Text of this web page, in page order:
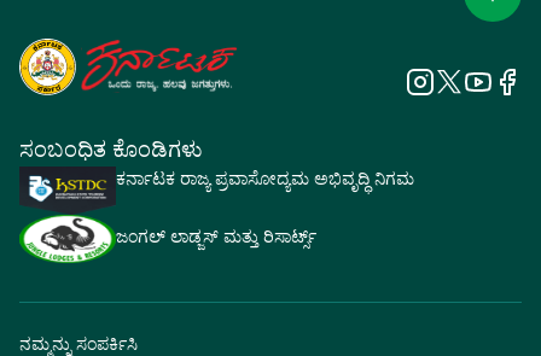
ಸಂಬಂಧಿತ ಕೊಂಡಿಗಳು
ಕರ್ನಾಟಕ ರಾಜ್ಯ ಪ್ರವಾಸೋದ್ಯಮ ಅಭಿವೃದ್ಧಿ ನಿಗಮ
ಜಂಗಲ್ ಲಾಡ್ಜಸ್ ಮತ್ತು ರಿಸಾರ್ಟ್ಸ್
ನಮ್ಮನ್ನು ಸಂಪರ್ಕಿಸಿ